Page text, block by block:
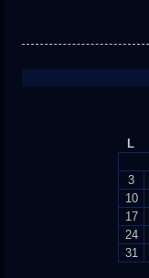
L
3
10
17
24
31